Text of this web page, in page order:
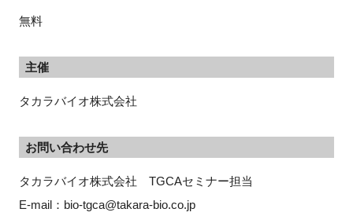
無料
主催
タカラバイオ株式会社
お問い合わせ先
タカラバイオ株式会社　TGCAセミナー担当
E-mail：bio-tgca@takara-bio.co.jp